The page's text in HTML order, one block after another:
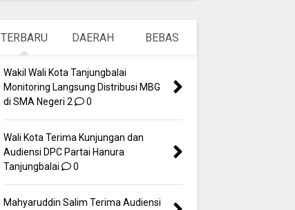
TERBARU DAERAH BEBAS
Wakil Wali Kota Tanjungbalai
Monitoring Langsung Distribusi MBG
di SMA Negeri 2
0
Wali Kota Terima Kunjungan dan
Audiensi DPC Partai Hanura
Tanjungbalai
0
Mahyaruddin Salim Terima Audiensi